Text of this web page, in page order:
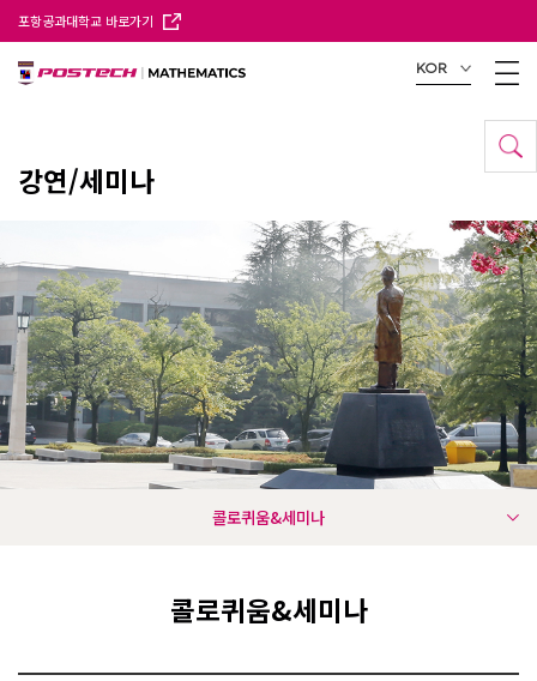
포항공과대학교 바로가기
KOR
강연/세미나
콜로퀴움&세미나
콜로퀴움&세미나